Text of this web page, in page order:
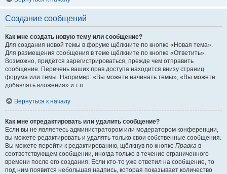
Создание сообщений
Как мне создать новую тему или сообщение?
Для создания новой темы в форуме щёлкните по кнопке «Новая тема».
Для размещения сообщения в теме щёлкните по кнопке «Ответить».
Возможно, придётся зарегистрироваться, прежде чем отправить
сообщение. Перечень ваших прав доступа находится внизу страниц
форума или темы. Например: «Вы можете начинать темы», «Вы можете
добавлять вложения» и т.п.
Вернуться к началу
Как мне отредактировать или удалить сообщение?
Если вы не являетесь администратором или модератором конференции,
вы можете редактировать и удалять только свои собственные сообщения.
Вы можете перейти к редактированию, щёлкнув по кнопке Правка в
соответствующем сообщении, иногда только в течение ограниченного
времени после его создания. Если кто-то уже ответил на сообщение, то
под ним появится небольшая надпись, которая показывает количество